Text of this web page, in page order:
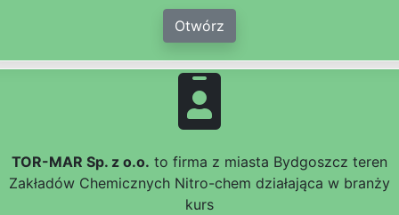
Otwórz
TOR-MAR Sp. z o.o. to firma z miasta Bydgoszcz teren
Zakładów Chemicznych Nitro-chem działająca w branży
kurs